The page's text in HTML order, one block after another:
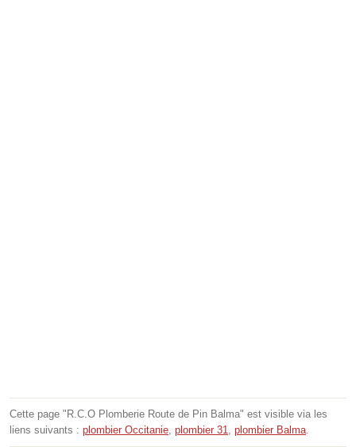
Cette page "R.C.O Plomberie Route de Pin Balma" est visible via les
liens suivants : plombier Occitanie plombier 31 plombier Balma